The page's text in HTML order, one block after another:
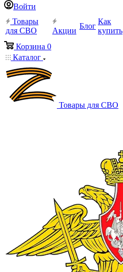
Войти
Товары
для СВО
Акции
Блог
Как
купить
Корзина 0
Каталог
Товары для СВО